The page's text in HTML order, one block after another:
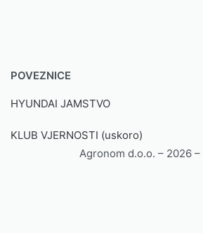
POVEZNICE
HYUNDAI JAMSTVO
KLUB VJERNOSTI (uskoro)
Agronom d.o.o. – 2026 –